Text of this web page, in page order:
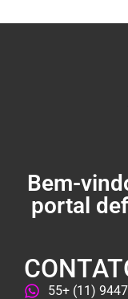
Bem-
portal
55+ (11)